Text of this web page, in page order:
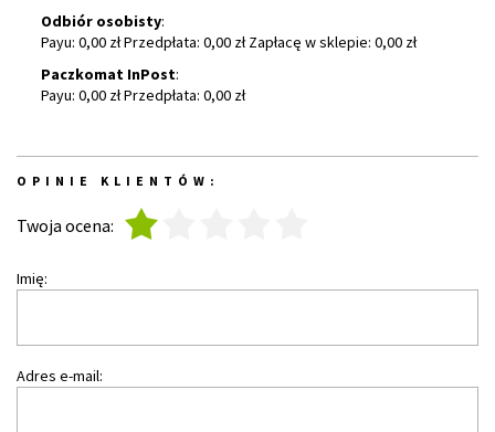
Odbiór osobisty:
Payu: 0,00 zł Przedpłata: 0,00 zł Zapłacę w sklepie: 0,00 zł
Paczkomat InPost:
Payu: 0,00 zł Przedpłata: 0,00 zł
OPINIE KLIENTÓW:
Twoja ocena:
Imię:
Adres e-mail: